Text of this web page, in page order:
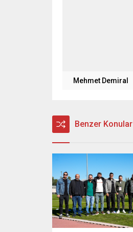
Mehmet Demiral
Benzer Konular